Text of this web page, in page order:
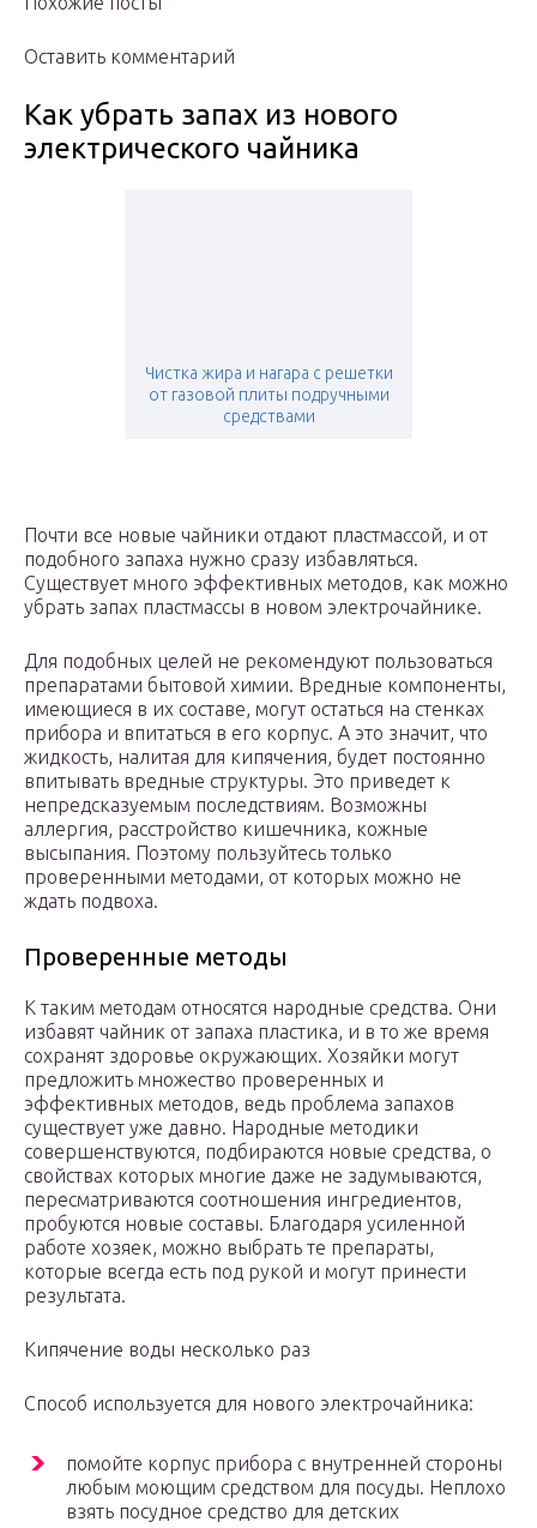
Оставить комментарий
Как убрать запах из нового
электрического чайника
Чистка жира и нагара с решетки
от газовой плиты подручными
средствами
Почти все новые чайники отдают пластмассой, и от
подобного запаха нужно сразу избавляться.
Существует много эффективных методов, как можно
убрать запах пластмассы в новом электрочайнике.
Для подобных целей не рекомендуют пользоваться
препаратами бытовой химии. Вредные компоненты,
имеющиеся в их составе, могут остаться на стенках
прибора и впитаться в его корпус. А это значит, что
жидкость, налитая для кипячения, будет постоянно
впитывать вредные структуры. Это приведет к
непредсказуемым последствиям. Возможны
аллергия, расстройство кишечника, кожные
высыпания. Поэтому пользуйтесь только
проверенными методами, от которых можно не
ждать подвоха.
Проверенные методы
К таким методам относятся народные средства. Они
избавят чайник от запаха пластика, и в то же время
сохранят здоровье окружающих. Хозяйки могут
предложить множество проверенных и
эффективных методов, ведь проблема запахов
существует уже давно. Народные методики
совершенствуются, подбираются новые средства, о
свойствах которых многие даже не задумываются,
пересматриваются соотношения ингредиентов,
пробуются новые составы. Благодаря усиленной
работе хозяек, можно выбрать те препараты,
которые всегда есть под рукой и могут принести
результата.
Кипячение воды несколько раз
Способ используется для нового электрочайника:
помойте корпус прибора с внутренней стороны
любым моющим средством для посуды. Неплохо
взять посудное средство для детских